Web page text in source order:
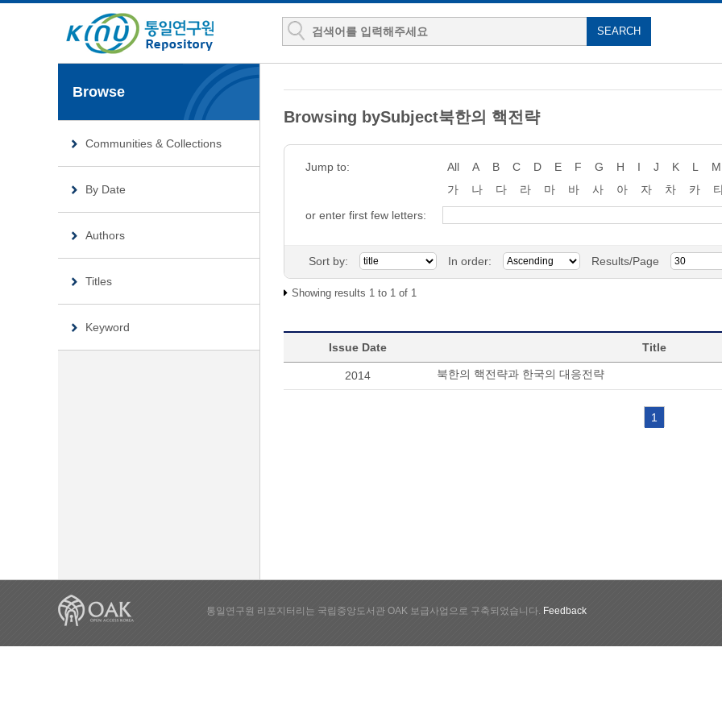
Browse
Communities & Collections
By Date
Authors
Titles
Keyword
Browsing bySubject북한의 핵전략
Jump to: All A B C D E F G H I J K L M
가
나 다 라 마 바 사 아 자 차 카
or enter first few letters:
Sort by: In order: Results/Page
Showing results 1 to 1 of 1
Issue Date Title
2014 북한의 핵전략과 한국의 대응전략
1
통일연구원 리포지터리는 국립중앙도서관 OAK 보급사업으로 구축되었습니다. Feedback